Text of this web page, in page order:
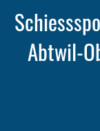
Abtwil-